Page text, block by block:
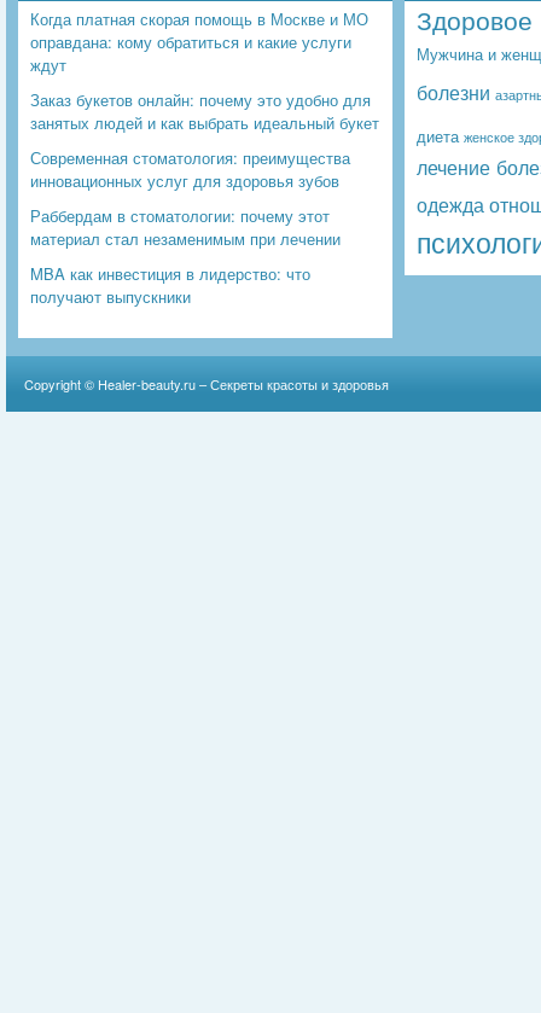
Когда платная скорая помощь в Москве и МО
оправдана: кому обратиться и какие услуги
ждут
Заказ букетов онлайн: почему это удобно для
занятых людей и как выбрать идеальный букет
Современная стоматология: преимущества
инновационных услуг для здоровья зубов
Раббердам в стоматологии: почему этот
материал стал незаменимым при лечении
MBA как инвестиция в лидерство: что
получают выпускники
Здоровое
Мужчина и
болезни
диета женское
лечение
одежда
Copyright © Healer-beauty.ru – Секреты красоты и здоровья